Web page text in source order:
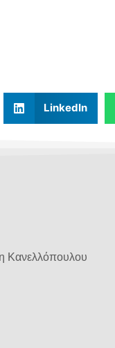
LinkedIn
Κανελλόπουλου